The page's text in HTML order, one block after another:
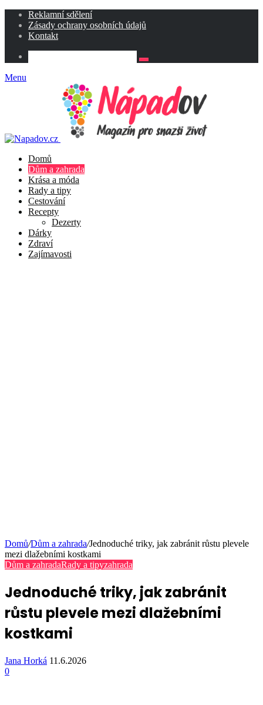
Reklamní sdělení
Zásady ochrany osobních údajů
Kontakt
Menu
Domů
Dům a zahrada
Krása a móda
Rady a tipy
Cestování
Recepty
Dezerty
Dárky
Zdraví
Zajímavosti
Domů/Dům a zahrada/Jednoduché triky, jak zabránit růstu plevele
mezi dlažebními kostkami
Dům a zahradaRady a tipyzahrada
Jednoduché triky, jak zabránit
růstu plevele mezi dlažebními
kostkami
Jana Horká 11.6.2026
0